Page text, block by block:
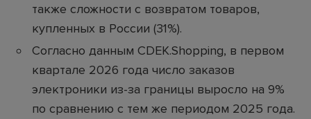
также сложности с возвратом товаров,
купленных в России (31%).
Согласно данным CDEK.Shopping, в первом
квартале 2026 года число заказов
электроники из-за границы выросло на 9%
по сравнению с тем же периодом 2025 года.